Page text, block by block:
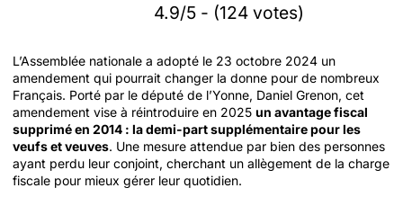
4.9/5 - (124 votes)
L’Assemblée nationale a adopté le 23 octobre 2024 un
amendement qui pourrait changer la donne pour de nombreux
Français. Porté par le député de l’Yonne, Daniel Grenon, cet
amendement vise à réintroduire en 2025 un avantage fiscal
supprimé en 2014 : la demi-part supplémentaire pour les
veufs et veuves. Une mesure attendue par bien des personnes
ayant perdu leur conjoint, cherchant un allègement de la charge
fiscale pour mieux gérer leur quotidien.